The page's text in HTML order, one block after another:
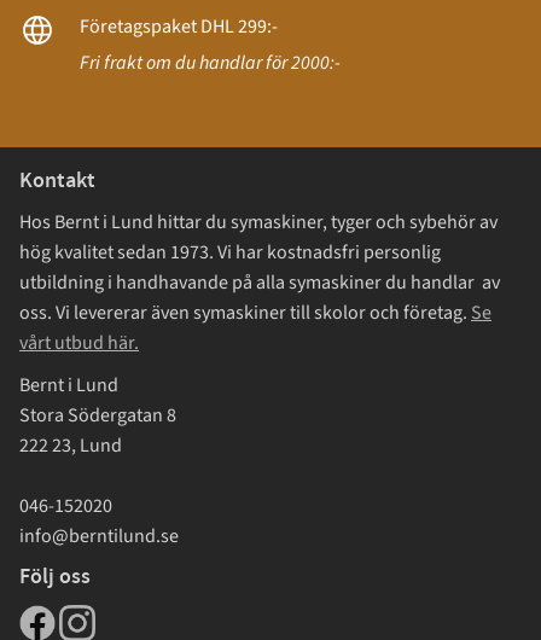
Företagspaket DHL 299:-
Fri frakt om du handlar för 2000:-
Kontakt
Hos Bernt i Lund hittar du symaskiner, tyger och sybehör av
hög kvalitet sedan 1973. Vi har kostnadsfri personlig
utbildning i handhavande på alla symaskiner du handlar av
oss. Vi levererar även symaskiner till skolor och företag. Se
vårt utbud här.
Bernt i Lund
Stora Södergatan 8
222 23, Lund
046-152020
info@berntilund.se
Följ oss